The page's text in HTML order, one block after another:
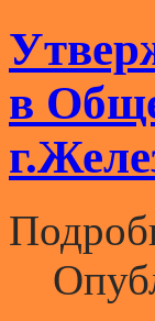
в